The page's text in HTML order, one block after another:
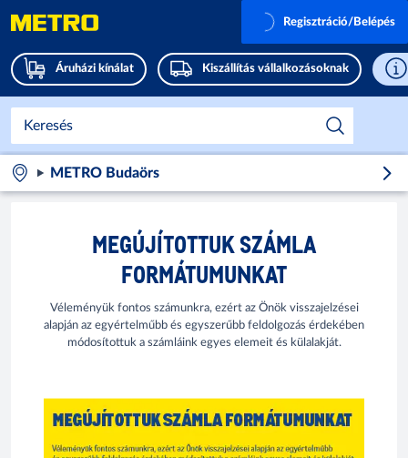
Áruházi kínálat Kiszállítás vállalkozásoknak
Regisztráció/Belépés
METRO Budaörs
MEGÚJÍTOTTUK SZÁMLA
FORMÁTUMUNKAT
Véleményük fontos számunkra, ezért az Önök visszajelzései
alapján az egyértelműbb és egyszerűbb feldolgozás érdekében
módosítottuk a számláink egyes elemeit és külalakját.